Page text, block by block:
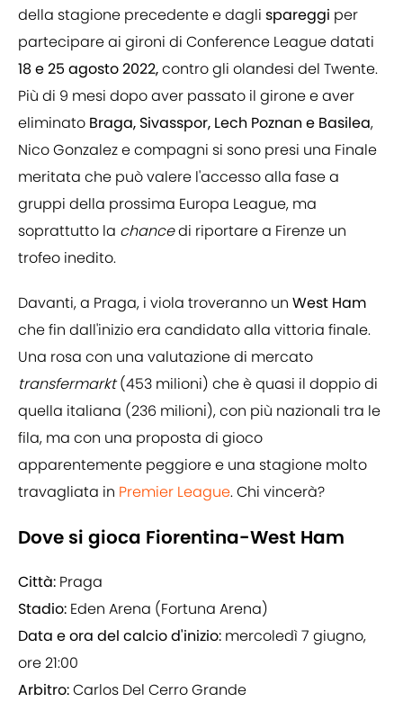
della stagione precedente e dagli spareggi per
partecipare ai gironi di Conference League datati
18 e 25 agosto 2022,contro gli olandesi del Twente.
Più di 9 mesi dopo aver passato il girone e aver
eliminato Braga, Sivasspor, Lech Poznan e Basilea,
Nico Gonzalez e compagni si sono presi una Finale
meritata che può valere l'accesso alla fase a
gruppi della prossima Europa League, ma
soprattutto la chancedi riportare a Firenze un
trofeo inedito.
Davanti, a Praga, i viola troveranno un West Ham
che fin dall'inizio era candidato alla vittoria finale.
Una rosa con una valutazione di mercato
transfermarkt(453 milioni) che è quasi il doppio di
quella italiana (236 milioni), con più nazionali tra le
fila, ma con una proposta di gioco
apparentemente peggiore e una stagione molto
travagliata in Premier League. Chi vincerà?
Dove si gioca Fiorentina-West Ham
Città: Praga
Stadio: Eden Arena (Fortuna Arena)
Data e ora del calcio d'inizio: mercoledì 7 giugno,
ore 21:00
Arbitro:Carlos Del Cerro Grande